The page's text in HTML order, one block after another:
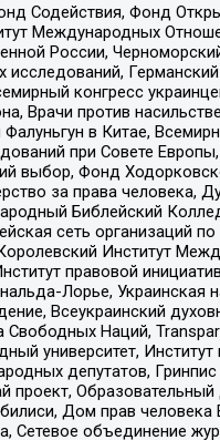
Содействия, Фонд
России,
конгресс
против
в Китае,
при Совете
выбор, Фонд
за права человека,
Библейский
сеть
Институт
правовой
Лорье,
Всеукраинский
Наций,
университет,
депутатов,
проект,
Дом прав
объединение